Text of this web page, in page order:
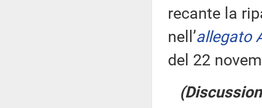
recante la
nell’allegato
del 22